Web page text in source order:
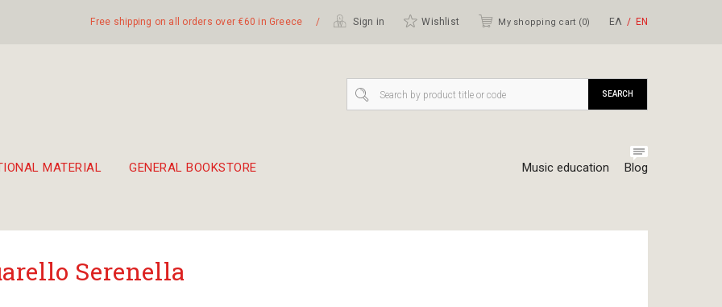
Free shipping on all orders over €60 in Greece / Sign in Wishlist My shopping cart (0) ΕΛ ΕΝ
MATERIAL GENERAL BOOKSTORE Music education Blog
SEARCH
Serenella